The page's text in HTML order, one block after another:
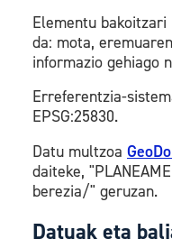
Elementu
da: mota,
informazio gehiago
Erreferentzia-
EPSG:25830.
Datu multzoa
daiteke,
berezia/" geruzan.
Datuak eta